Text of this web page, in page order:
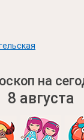
на
8 августа